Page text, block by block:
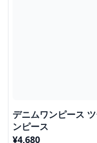
デニムワンピース
ンピース
¥4,680